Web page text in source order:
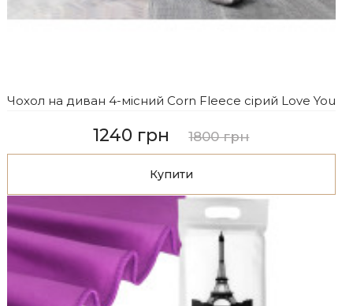
Чохол на диван 4-місний Corn Fleece сірий Love You
1240 грн 1800 грн
Купити